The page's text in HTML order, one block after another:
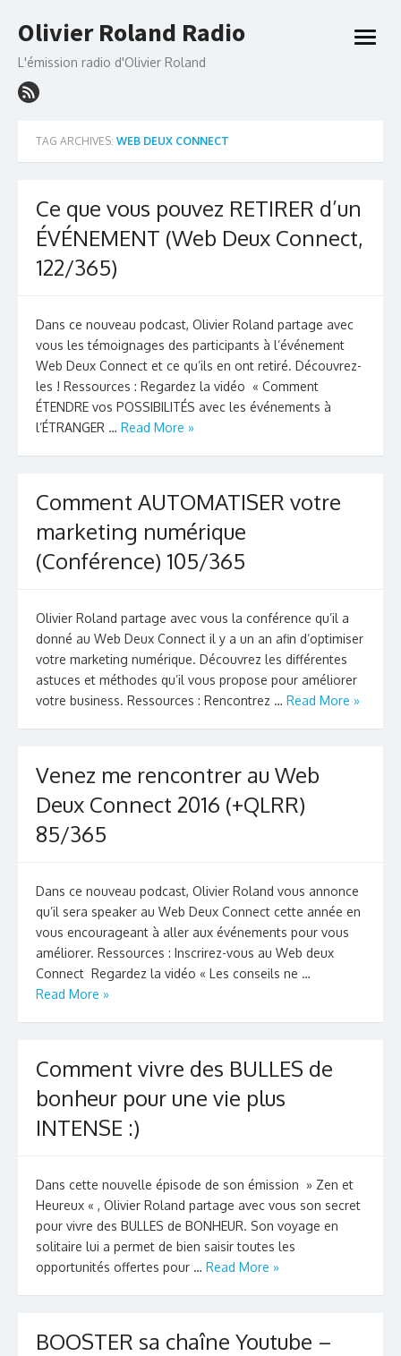
to
Olivier Roland Radio
L'émission radio d'Olivier Roland
open
TAG ARCHIVES: WEB DEUX CONNECT
Ce que vous pouvez RETIRER d’un
ÉVÉNEMENT (Web Deux Connect,
122/365)
Dans ce nouveau podcast, Olivier Roland partage avec
vous les témoignages des participants à l’événement
Web Deux Connect et ce qu’ils en ont retiré. Découvrez-
les ! Ressources : Regardez la vidéo « Comment
ÉTENDRE vos POSSIBILITÉS avec les événements à
l’ÉTRANGER … Read More »
Comment AUTOMATISER votre
marketing numérique
(Conférence) 105/365
Olivier Roland partage avec vous la conférence qu’il a
donné au Web Deux Connect il y a un an afin d’optimiser
votre marketing numérique. Découvrez les différentes
astuces et méthodes qu’il vous propose pour améliorer
votre business. Ressources : Rencontrez … Read More »
Venez me rencontrer au Web
Deux Connect 2016 (+QLRR)
85/365
Dans ce nouveau podcast, Olivier Roland vous annonce
qu’il sera speaker au Web Deux Connect cette année en
vous encourageant à aller aux événements pour vous
améliorer. Ressources : Inscrirez-vous au Web deux
Connect Regardez la vidéo « Les conseils ne …
Read More »
Comment vivre des BULLES de
bonheur pour une vie plus
INTENSE :)
Dans cette nouvelle épisode de son émission » Zen et
Heureux « , Olivier Roland partage avec vous son secret
pour vivre des BULLES de BONHEUR. Son voyage en
solitaire lui a permet de bien saisir toutes les
opportunités offertes pour … Read More »
BOOSTER sa chaîne Youtube –